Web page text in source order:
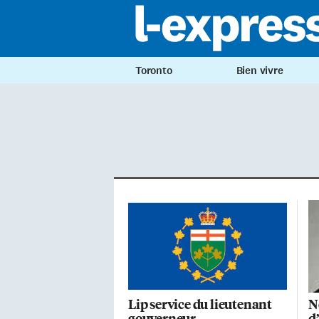
Toronto Bien vivre
Lip service du lieutenant